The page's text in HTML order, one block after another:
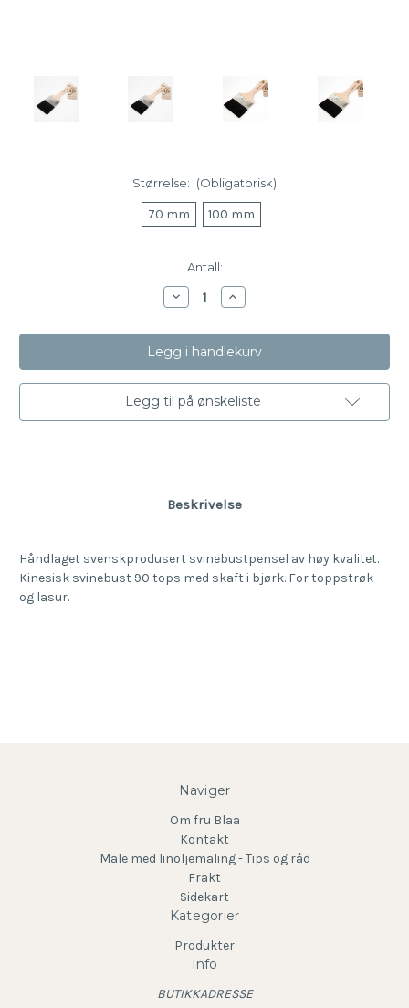
Størrelse: (Obligatorisk)
70 mm 100 mm
Antall:
Reduser
mengde
Fordriver
fra
Gnesta
Øk
antallet
Fordriver
fra
Gnesta
Legg til på ønskeliste
Beskrivelse
Håndlaget svenskprodusert svinebustpensel av høy kvalitet.
Kinesisk svinebust 90 tops med skaft i bjørk. For toppstrøk
og lasur.
Naviger
Om fru Blaa
Kontakt
Male med linoljemaling - Tips og råd
Frakt
Sidekart
Kategorier
Produkter
Info
BUTIKKADRESSE